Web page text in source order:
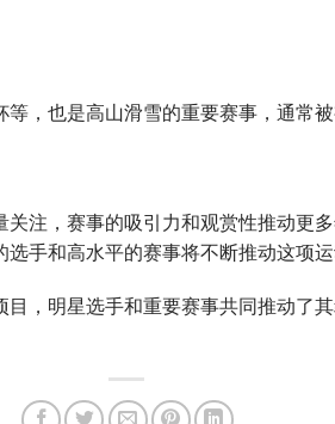
，也是高山滑雪的重要赛事，通常
注，赛事的吸引力和观赏性推动更
手和高水平的赛事将不断推动这项运
，明星选手和重要赛事共同推动了